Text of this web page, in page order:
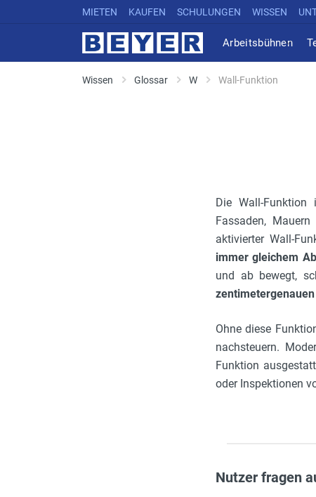
MIETEN KAUFEN SCHULUNGEN WISSEN
Arbeitsbühnen
Wissen Glossar W Wall-Funktion
Die Wall-Funktion
Fassaden,
aktivierter Wall-
immer gleichem
und ab bewegt,
Ohne diese
nachsteuern.
Funktion
oder Inspektionen
Nutzer fragen